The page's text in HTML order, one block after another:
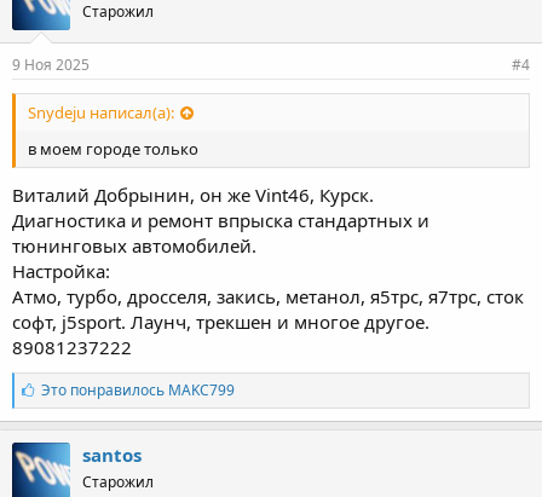
Старожил
9 Ноя 2025 #4
Snydeju написал(а):
в моем городе только
Виталий Добрынин, он же Vint46, Курск.
Диагностика и ремонт впрыска стандартных и
тюнинговых автомобилей.
Настройка:
Атмо, турбо, дросселя, закись, метанол, я5трс, я7трс, сток
софт, j5sport. Лаунч, трекшен и многое другое.
89081237222
Л
а
й
к
и
:
Это понравилось MAKC799
santos
Старожил